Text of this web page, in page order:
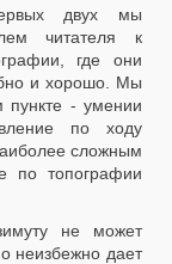
двух мы
читателя к
где они
и хорошо. Мы
пункте - умении
по ходу
сложным
по топографии
не может
неизбежно дает